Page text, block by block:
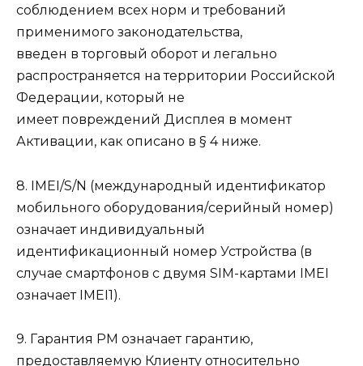
соблюдением всех норм и требований
применимого законодательства,
введен в торговый оборот и легально
распространяется на территории Российской
Федерации, который не
имеет повреждений Дисплея в момент
Активации, как описано в § 4 ниже.
8. IMEI/S/N (международный идентификатор
мобильного оборудования/серийный номер)
означает индивидуальный
идентификационный номер Устройства (в
случае смартфонов с двумя SIM-картами IMEI
означает IMEI1).
9. Гарантия РМ означает гарантию,
предоставляемую Клиенту относительно